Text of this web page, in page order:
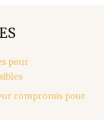
pour
compromis pour